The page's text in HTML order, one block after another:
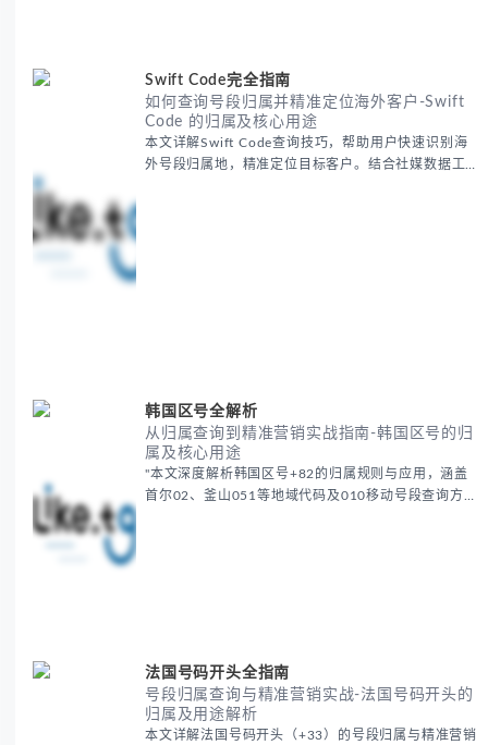
Swift Code完全指南
如何查询号段归属并精准定位海外客户-Swift
Code 的归属及核心用途
本文详解Swift Code查询技巧，帮助用户快速识别海
外号段归属地，精准定位目标客户。结合社媒数据工
韩国区号全解析
从归属查询到精准营销实战指南-韩国区号的归
属及核心用途
"本文深度解析韩国区号+82的归属规则与应用，涵盖
首尔02、釜山051等地域代码及010移动号段查询方
法国号码开头全指南
号段归属查询与精准营销实战-法国号码开头的
归属及用途解析
本文详解法国号码开头（+33）的号段归属与精准营销